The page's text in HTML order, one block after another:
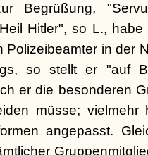
Begrüßung,
Hitler", so L.,
Polizeibeamter in der
so stellt er "auf
er die besonderen
müsse;
angepasst.